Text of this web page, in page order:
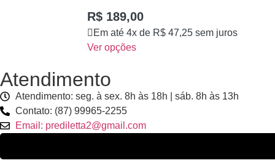
R$ 189,00
Em até 4x de R$ 47,25 sem juros
Ver opções
Atendimento
Atendimento: seg. à sex. 8h às 18h | sáb. 8h às 13h
Contato: (87) 99965-2255
Email: prediletta2@gmail.com